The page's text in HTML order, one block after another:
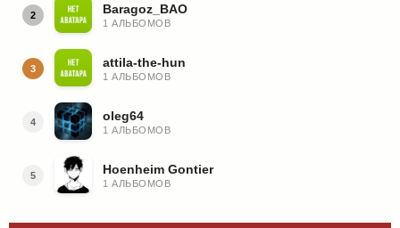
2 Baragoz_BAO
1 АЛЬБОМОВ
3 attila-the-hun
1 АЛЬБОМОВ
4 oleg64
1 АЛЬБОМОВ
5 Hoenheim Gontier
1 АЛЬБОМОВ